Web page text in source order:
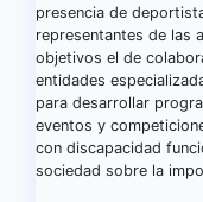
presencia de
representantes de las
objetivos el de
entidades
para desarrollar
eventos y
con discapacidad
sociedad sobre la